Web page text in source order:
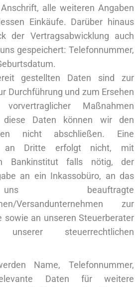
alle weiteren Angaben
Einkäufe. Darüber hinaus
der Vertragsabwicklung auch
gespeichert: Telefonnummer,
gestellten Daten sind zur
Durchführung und zum Ersehen
Maßnahmen
diese Daten können wir den
nicht abschließen. Eine
an Dritte erfolgt nicht, mit
Bankinstitut falls nötig, der
an ein Inkassobüro, an das
beauftragte
Versandunternehmen zur
sowie an unseren Steuerberater
steuerrechtlichen
Name, Telefonnummer,
Daten für weitere